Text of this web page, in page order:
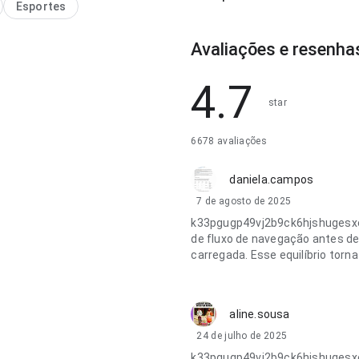
Esportes
Avaliações e
4.7 star
6678 avaliações
daniela.campos
7 de agosto de 2025
de fluxo de navegação antes
carregada. Esse equilíbrio
aline.sousa
24 de julho de 2025